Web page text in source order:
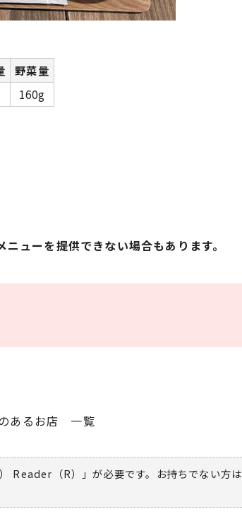
野菜量
160g
ューを提供できない場合もあります。
あるお店 一覧
Reader（R）」が必要です。お持ちでない方は